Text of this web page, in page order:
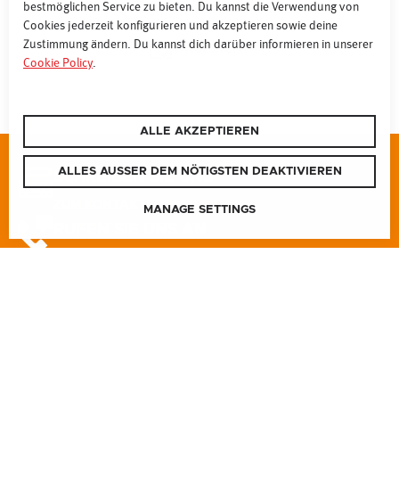
+43 (0) 1 87077 15067
NACHRICHT
bestmöglichen Service zu bieten. Du kannst die Verwendung von
Cookies jederzeit konfigurieren und akzeptieren sowie deine
Zustimmung ändern. Du kannst dich darüber informieren in unserer
Cookie Policy.
ALLE AKZEPTIEREN
ALLES AUSSER DEM NÖTIGSTEN DEAKTIVIEREN
MANAGE SETTINGS
SCHREIBEN SIE UNS
ZUM KONTAKTFORMULAR